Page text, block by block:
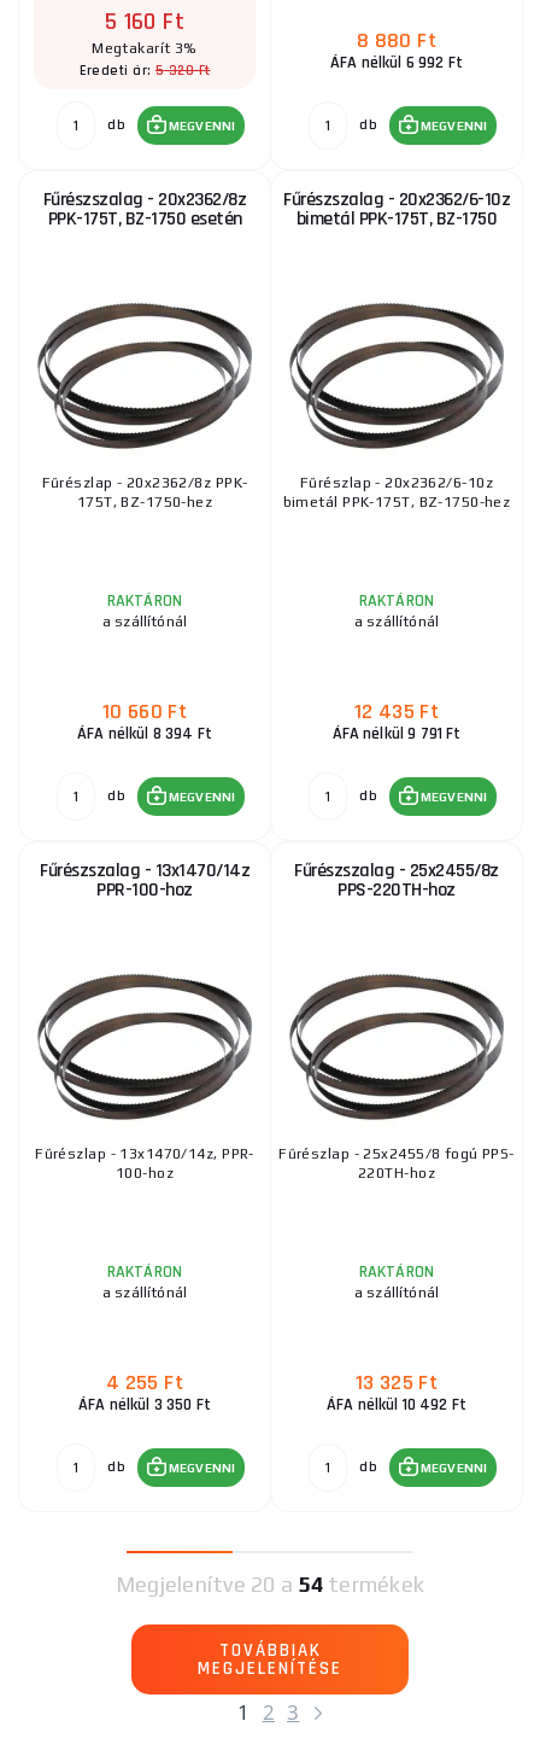
5 160 Ft
Megtakarít 3%
Eredeti ár:5 320 Ft
db MEGVENNI
8 880 Ft
ÁFA nélkül 6 992 Ft
db MEGVENNI
Fűrészszalag - 20x2362/8z
PPK-175T, BZ-1750 esetén
Fűrészlap - 20x2362/8z PPK-
175T, BZ-1750-hez
RAKTÁRON
a szállítónál
10 660 Ft
ÁFA nélkül 8 394 Ft
db MEGVENNI
Fűrészszalag - 20x2362/6-10z
bimetál PPK-175T, BZ-1750
Fűrészlap - 20x2362/6-10z
bimetál PPK-175T, BZ-1750-hez
RAKTÁRON
a szállítónál
12 435 Ft
ÁFA nélkül 9 791 Ft
db MEGVENNI
Fűrészszalag - 13x1470/14z
PPR-100-hoz
Fűrészlap - 13x1470/14z, PPR-
100-hoz
RAKTÁRON
a szállítónál
4 255 Ft
ÁFA nélkül 3 350 Ft
db MEGVENNI
Fűrészszalag - 25x2455/8z
PPS-220TH-hoz
Fűrészlap - 25x2455/8 fogú PPS-
220TH-hoz
RAKTÁRON
a szállítónál
13 325 Ft
ÁFA nélkül 10 492 Ft
db MEGVENNI
1 2 3
Megjelenítve 20 a 54termékek
TOVÁBBIAK
MEGJELENÍTÉSE